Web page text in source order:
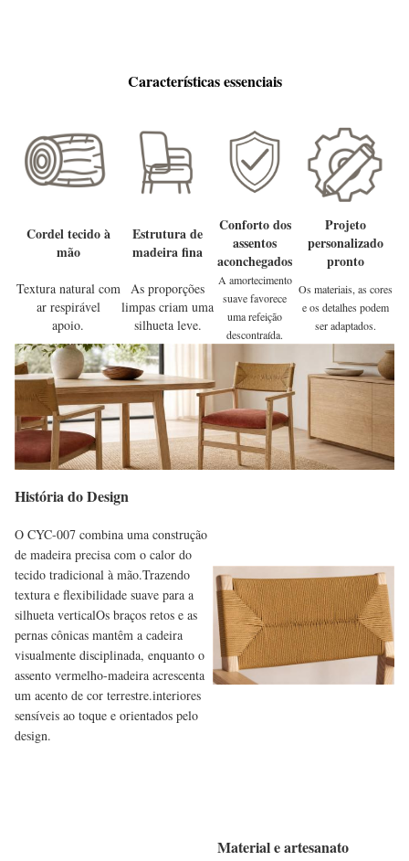
Características essenciais
Cordel tecido à
mão
Estrutura de
madeira fina
Conforto dos
assentos
aconchegados
Projeto
personalizado
pronto
Textura natural com
ar respirável
apoio.
As proporções
limpas criam uma
silhueta leve.
A amortecimento
suave favorece
uma refeição
descontraída.
Os materiais, as cores
e os detalhes podem
ser adaptados.
História do Design
O CYC-007 combina uma construção
de madeira precisa com o calor do
tecido tradicional à mão.Trazendo
textura e flexibilidade suave para a
silhueta verticalOs braços retos e as
pernas cônicas mantêm a cadeira
visualmente disciplinada, enquanto o
assento vermelho-madeira acrescenta
um acento de cor terrestre.interiores
sensíveis ao toque e orientados pelo
design.
Material e artesanato